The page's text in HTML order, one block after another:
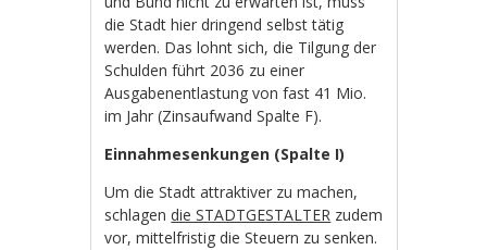
die Stadt hier dringend selbst tätig
werden. Das lohnt sich, die Tilgung der
Schulden führt 2036 zu einer
Ausgabenentlastung von fast 41 Mio.
im Jahr (Zinsaufwand Spalte F).
Einnahmesenkungen (Spalte I)
Um die Stadt attraktiver zu machen,
schlagendie STADTGESTALTER zudem
vor, mittelfristig die Steuern zu senken.